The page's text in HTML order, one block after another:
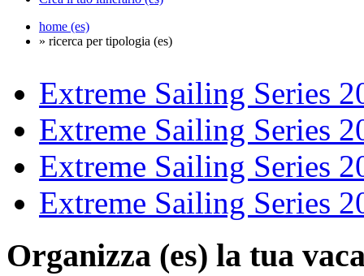
home (es)
» ricerca per tipologia (es)
Extreme Sailing Series
Extreme Sailing Series
Extreme Sailing Series
Extreme Sailing Series
Organizza (es) la tua